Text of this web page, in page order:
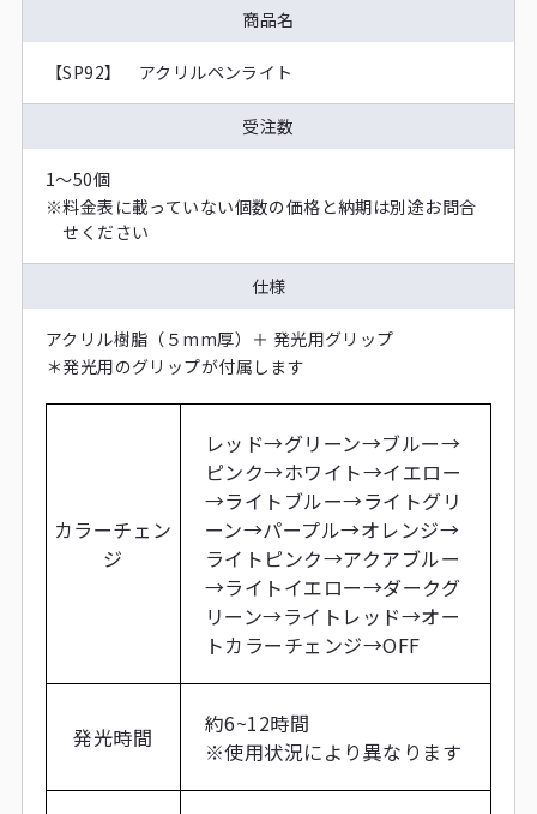
商品名
【SP92】 アクリルペンライト
受注数
1～50個
※料金表に載っていない個数の価格と納期は別途お問合
せください
仕様
アクリル樹脂（５mm厚）＋ 発光用グリップ
＊発光用のグリップが付属します
カラーチェン
ジ
レッド→グリーン→ブルー→
ピンク→ホワイト→イエロー
→ライトブルー→ライトグリ
ーン→パープル→オレンジ→
ライトピンク→アクアブルー
→ライトイエロー→ダークグ
リーン→ライトレッド→オー
トカラーチェンジ→OFF
発光時間
約6~12時間
※使用状況により異なります